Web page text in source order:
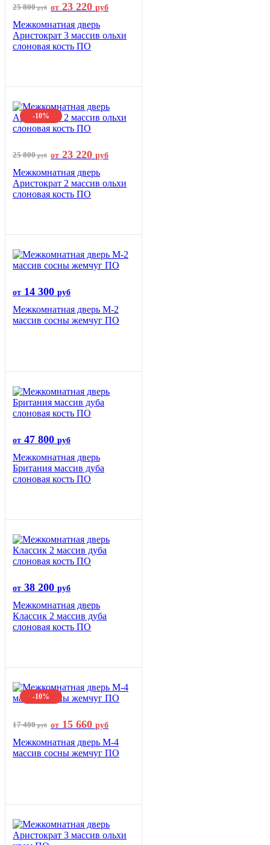
25 800руб от 23 220 руб
Межкомнатная дверь
Аристократ 3 массив ольхи
слоновая кость ПО
-10%
25 800руб от 23 220 руб
Межкомнатная дверь
Аристократ 2 массив ольхи
слоновая кость ПО
от 14 300 руб
Межкомнатная дверь М-2
массив сосны жемчуг ПО
от 47 800 руб
Межкомнатная дверь
Британия массив дуба
слоновая кость ПО
от 38 200 руб
Межкомнатная дверь
Классик 2 массив дуба
слоновая кость ПО
-10%
17 400руб от 15 660 руб
Межкомнатная дверь М-4
массив сосны жемчуг ПО